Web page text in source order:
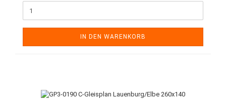
IN DEN WARENKORB